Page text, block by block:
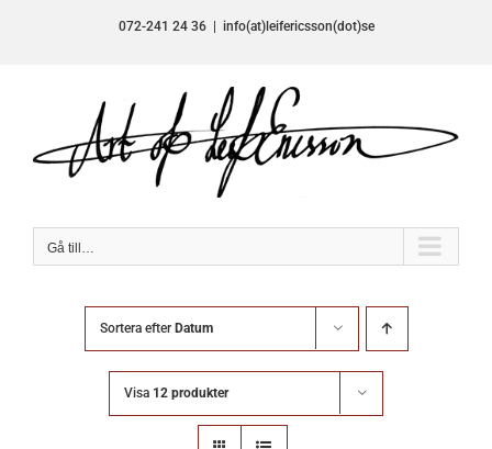
072-241 24 36 info(at)leifericsson(dot)se
Gå till…
Sortera efter Datum
Visa 12 produkter